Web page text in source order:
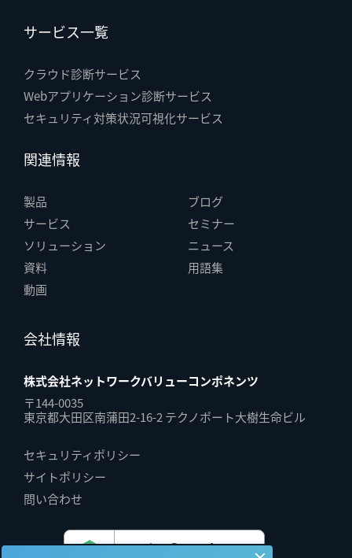
サービス一覧
クラウド診断サービス
Webアプリケーション診断サービス
セキュリティ対策状況可視化サービス
関連情報
製品
サービス
ソリューション
資料
動画
ブログ
セミナー
ニュース
用語集
会社情報
株式会社ネットワークバリューコンポネンツ
〒144-0035
東京都大田区南蒲田2-16-2 テクノポート大樹生命ビル
セキュリティポリシー
サイトポリシー
問い合わせ